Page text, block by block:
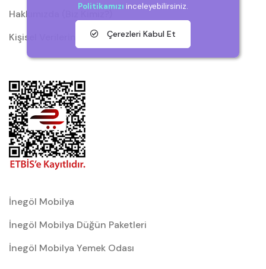
Hakkımızda (Biz Kimiz?)
Kişisel Verilerin Korunması (KVKK)
İnegöl Mobilya
İnegöl Mobilya Düğün Paketleri
İnegöl Mobilya Yemek Odası
Politikamızı inceleyebilirsiniz.
Çerezleri Kabul Et